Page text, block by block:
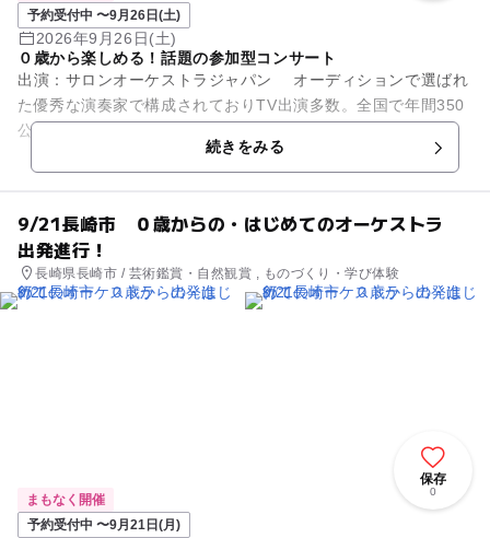
予約受付中 〜9月26日(土)
2026年9月26日(土)
０歳から楽しめる！話題の参加型コンサート
出演：サロンオーケストラジャパン オーディションで選ばれ
た優秀な演奏家で構成されておりTV出演多数。全国で年間350
公演開催の人気団体です。 0歳の赤ちゃんから参加できる、全
続きをみる
9/21長崎市 ０歳からの・はじめてのオーケストラ
出発進行！
長崎県長崎市 / 芸術鑑賞・自然観賞 , ものづくり・学び体験
保存
0
まもなく開催
予約受付中 〜9月21日(月)